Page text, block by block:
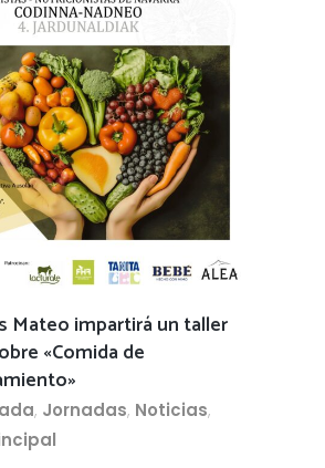
Mateo impartirá un taller
«Comida de
, Jornadas, Noticias,